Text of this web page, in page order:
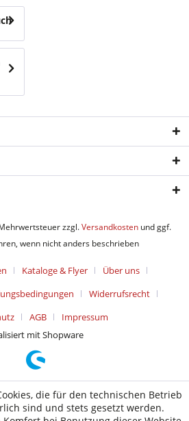
zzgl.Versandkosten und ggf.
wenn nicht anders beschrieben
Kataloge & Flyer
Über uns
Widerrufsrecht
AGB
Impressum
mit Shopware
die für den technischen Betrieb
sind und stets gesetzt werden.